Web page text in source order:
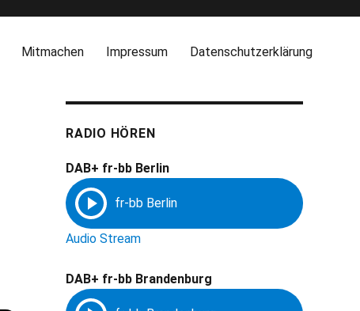
Mitmachen Impressum Datenschutzerklärung
RADIO HÖREN
DAB+ fr-bb Berlin
Audio Stream
DAB+ fr-bb Brandenburg